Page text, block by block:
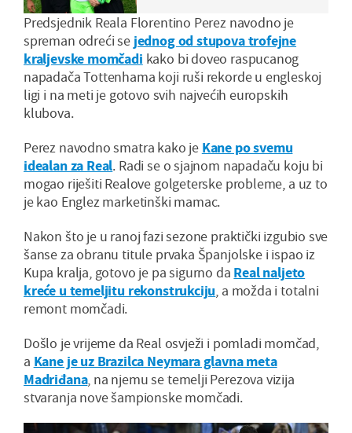
Predsjednik Reala Florentino Perez navodno je
spreman odreći se jednog od stupova trofejne
kraljevske momčadi kako bi doveo raspucanog
napadača Tottenhama koji ruši rekorde u engleskoj
ligi i na meti je gotovo svih najvećih europskih
klubova.
Perez navodno smatra kako je Kane po svemu
idealan za Real. Radi se o sjajnom napadaču koju bi
mogao riješiti Realove golgeterske probleme, a uz to
je kao Englez marketinški mamac.
Nakon što je u ranoj fazi sezone praktički izgubio sve
šanse za obranu titule prvaka Španjolske i ispao iz
Kupa kralja, gotovo je pa sigurno da Real naljeto
kreće u temeljitu rekonstrukciju, a možda i totalni
remont momčadi.
Došlo je vrijeme da Real osvježi i pomladi momčad,
a Kane je uz Brazilca Neymara glavna meta
Madriđana, na njemu se temelji Perezova vizija
stvaranja nove šampionske momčadi.